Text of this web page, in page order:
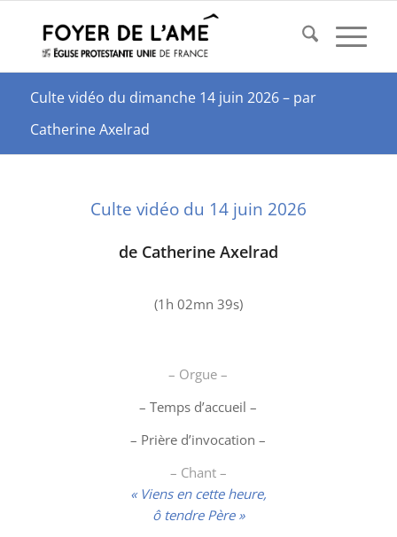
Culte vidéo du dimanche 14 juin 2026 – par
Catherine Axelrad
Culte vidéo du 14 juin 2026
de Catherine Axelrad
(1h 02mn 39s)
– Orgue –
– Temps d’accueil –
– Prière d’invocation –
– Chant –
« Viens en cette heure,
ô tendre Père »